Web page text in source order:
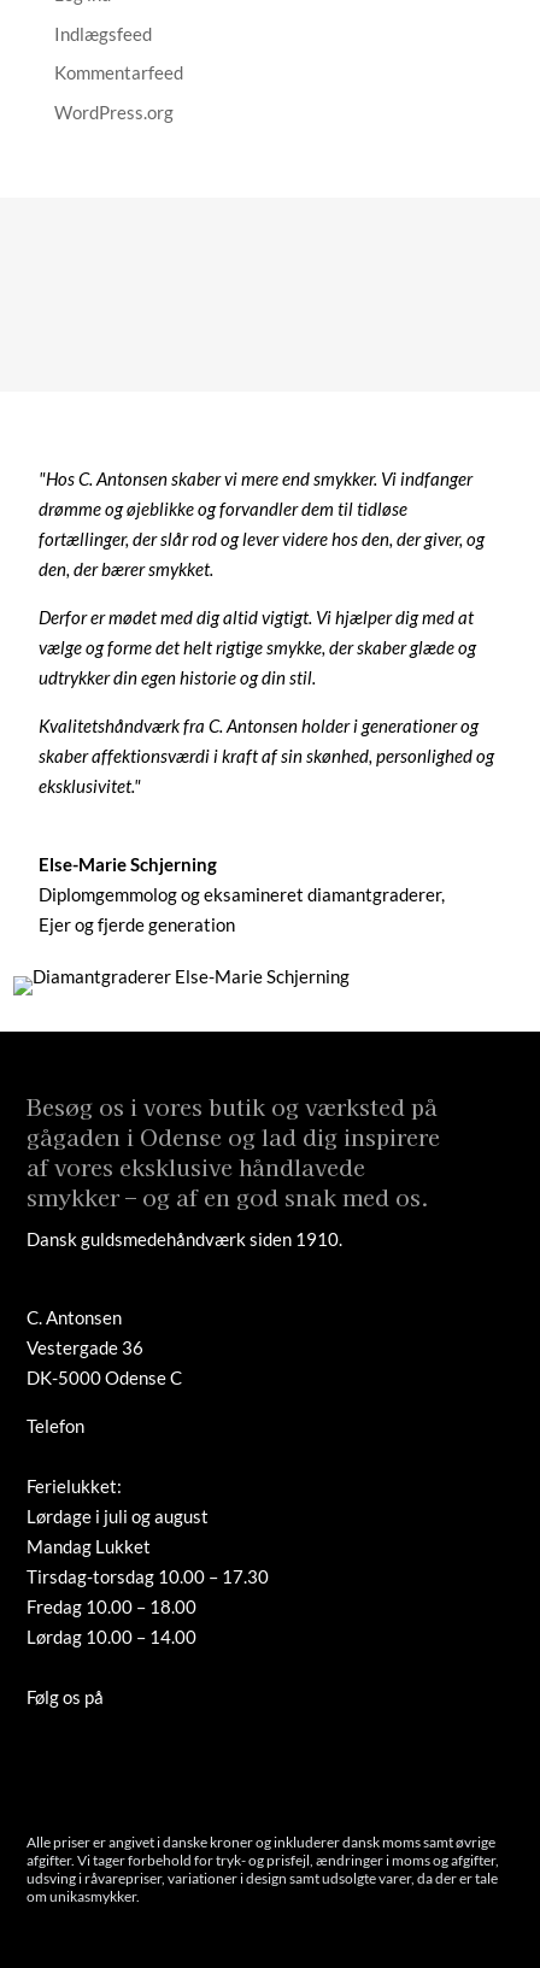
Indlægsfeed
Kommentarfeed
WordPress.org
"Hos C. Antonsen skaber vi mere end smykker. Vi indfanger
drømme og øjeblikke og forvandler dem til tidløse
fortællinger, der slår rod og lever videre hos den, der giver, og
den, der bærer smykket.
Derfor er mødet med dig altid vigtigt. Vi hjælper dig med at
vælge og forme det helt rigtige smykke, der skaber glæde og
udtrykker din egen historie og din stil.
Kvalitetshåndværk fra C. Antonsen holder i generationer og
skaber affektionsværdi i kraft af sin skønhed, personlighed og
eksklusivitet."
Else-Marie Schjerning
Diplomgemmolog og eksamineret diamantgraderer,
Ejer og fjerde generation
Besøg os i vores butik og værksted på
gågaden i Odense og lad dig inspirere
af vores eksklusive håndlavede
smykker – og af en god snak med os.
Dansk guldsmedehåndværk siden 1910.
C. Antonsen
Vestergade 36
DK-5000 Odense C
Telefon
Ferielukket:
Lørdage i juli og august
Mandag Lukket
Tirsdag-torsdag 10.00 – 17.30
Fredag 10.00 – 18.00
Lørdag 10.00 – 14.00
Følg os på
Alle priser er angivet i danske kroner og inkluderer dansk moms samt øvrige
afgifter. Vi tager forbehold for tryk- og prisfejl, ændringer i moms og afgifter,
udsving i råvarepriser, variationer i design samt udsolgte varer, da der er tale
om unikasmykker.